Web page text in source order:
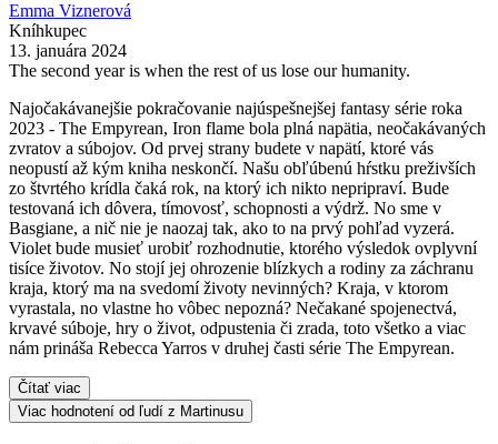
Emma Viznerová
Kníhkupec
13. januára 2024
The second year is when the rest of us lose our humanity.
Najočakávanejšie pokračovanie najúspešnejšej fantasy série roka
2023 - The Empyrean, Iron flame bola plná napätia, neočakávaných
zvratov a súbojov. Od prvej strany budete v napätí, ktoré vás
neopustí až kým kniha neskončí. Našu obľúbenú hŕstku preživších
zo štvrtého krídla čaká rok, na ktorý ich nikto nepripraví. Bude
testovaná ich dôvera, tímovosť, schopnosti a výdrž. No sme v
Basgiane, a nič nie je naozaj tak, ako to na prvý pohľad vyzerá.
Violet bude musieť urobiť rozhodnutie, ktorého výsledok ovplyvní
tisíce životov. No stojí jej ohrozenie blízkych a rodiny za záchranu
kraja, ktorý ma na svedomí životy nevinných? Kraja, v ktorom
vyrastala, no vlastne ho vôbec nepozná? Nečakané spojenectvá,
krvavé súboje, hry o život, odpustenia či zrada, toto všetko a viac
nám prináša Rebecca Yarros v druhej časti série The Empyrean.
Čítať viac
Viac hodnotení od ľudí z Martinusu